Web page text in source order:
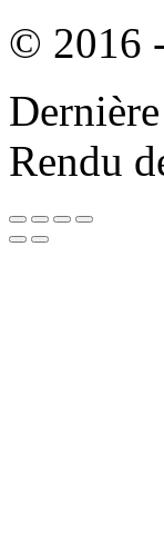
© 2016
Rendu